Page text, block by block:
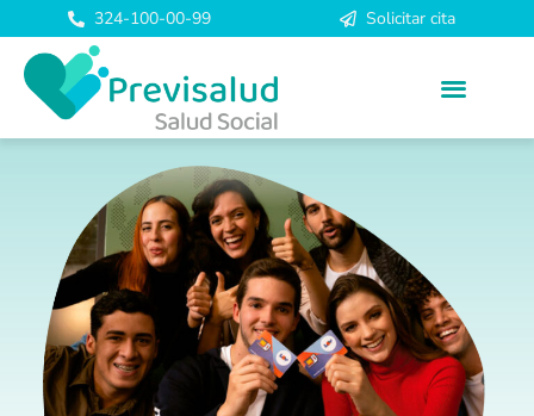
324-100-00-99 Solicitar cita